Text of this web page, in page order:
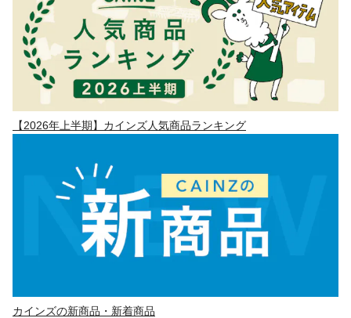
【2026年上半期】カインズ人気商品ランキング
カインズの新商品・新着商品